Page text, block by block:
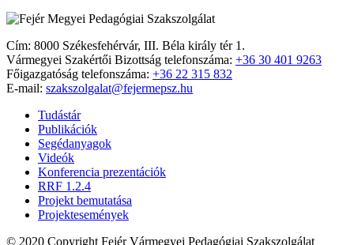
Cím: 8000 Székesfehérvár, III. Béla király tér 1.
Vármegyei Szakértői Bizottság telefonszáma: +36 30 401 9263
Főigazgatóság telefonszáma: +36 22 315 832
E-mail: szakszolgalat@fejermepsz.hu
Tudástár
Publikációk
Segédanyagok
Videók
Konferencia prezentációk
RRF 1.2.4
Projekt bemutatása
Projektesemények
© 2020 Copyright Fejér Vármegyei Pedagógiai Szakszolgálat